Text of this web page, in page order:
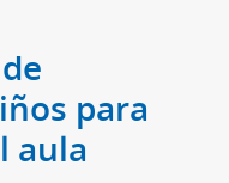
para
aula